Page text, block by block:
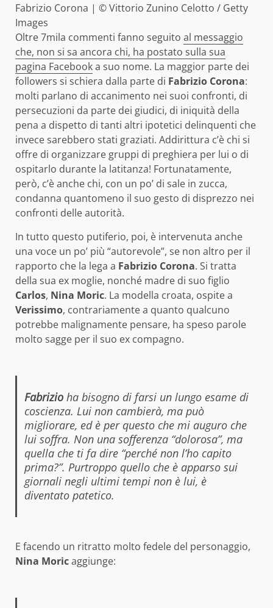
Fabrizio Corona | © Vittorio Zunino Celotto / Getty
Images
Oltre 7mila commenti fanno seguito al messaggio
che, non si sa ancora chi, ha postato sulla sua
pagina Facebooka suo nome. La maggior parte dei
followers si schiera dalla parte di Fabrizio Corona:
molti parlano di accanimento nei suoi confronti, di
persecuzioni da parte dei giudici, di iniquità della
pena a dispetto di tanti altri ipotetici delinquenti che
invece sarebbero stati graziati. Addirittura c’è chi si
offre di organizzare gruppi di preghiera per lui o di
ospitarlo durante la latitanza! Fortunatamente,
però, c’è anche chi, con un po’ di sale in zucca,
condanna quantomeno il suo gesto di disprezzo nei
confronti delle autorità.
In tutto questo putiferio, poi, è intervenuta anche
una voce un po’ più “autorevole”, se non altro per il
rapporto che la lega a Fabrizio Corona. Si tratta
della sua ex moglie, nonché madre di suo figlio
Carlos, Nina Moric. La modella croata, ospite a
Verissimo, contrariamente a quanto qualcuno
potrebbe malignamente pensare, ha speso parole
molto sagge per il suo ex compagno.
Fabrizioha bisogno di farsi un lungo esame di
coscienza. Lui non cambierà, ma può
migliorare, ed è per questo che mi auguro che
lui soffra. Non una sofferenza “dolorosa”, ma
quella che ti fa dire “perché non l’ho capito
prima?”. Purtroppo quello che è apparso sui
giornali negli ultimi tempi non è lui, è
diventato patetico.
E facendo un ritratto molto fedele del personaggio,
Nina Moricaggiunge: